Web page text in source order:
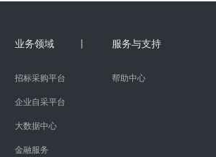
业务领域 |
招标采购平台
企业自采平台
大数据中心
金融服务
服务与支持
帮助中心